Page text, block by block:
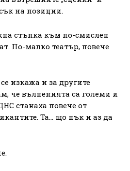
на позиции.
стъпка към по-смислен
По-малко театър, повече
изкажа и за другите
че вълненията са големи и
станаха повече от
Та… що пък и аз да